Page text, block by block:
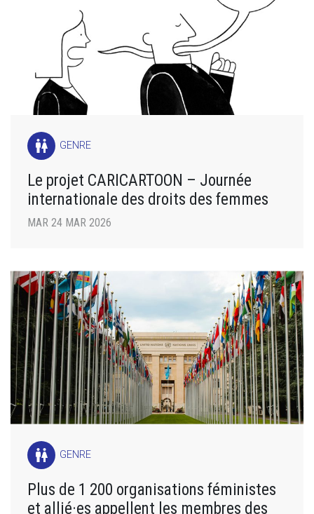
wc GENRE
Le projet CARICARTOON – Journée
internationale des droits des femmes
MAR 24 MAR 2026
wc GENRE
Plus de 1 200 organisations féministes
et allié·es appellent les membres des